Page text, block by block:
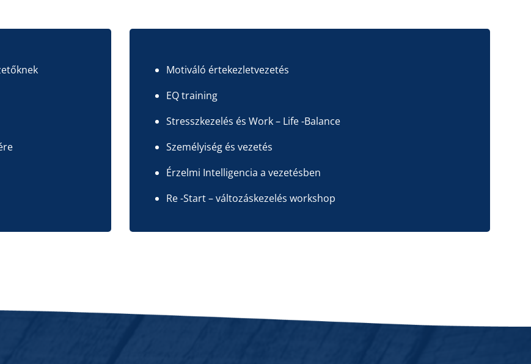
Motiváló értekezletvezetés
EQ training
Stresszkezelés és Work – Life -Balance
Személyiség és vezetés
Érzelmi Intelligencia a vezetésben
Re -Start – változáskezelés workshop